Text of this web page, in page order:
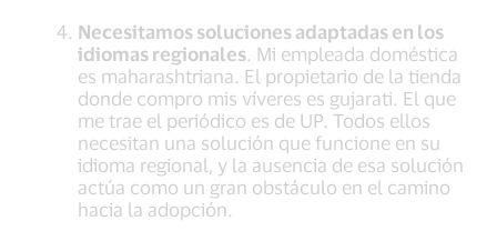
Necesitamos soluciones adaptadas en los
idiomas regionales. Mi empleada doméstica
es maharashtriana. El propietario de la tienda
donde compro mis víveres es gujarati. El que
me trae el periódico es de UP. Todos ellos
necesitan una solución que funcione en su
idioma regional, y la ausencia de esa solución
actúa como un gran obstáculo en el camino
hacia la adopción.